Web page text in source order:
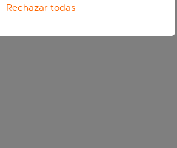
Rechazar todas